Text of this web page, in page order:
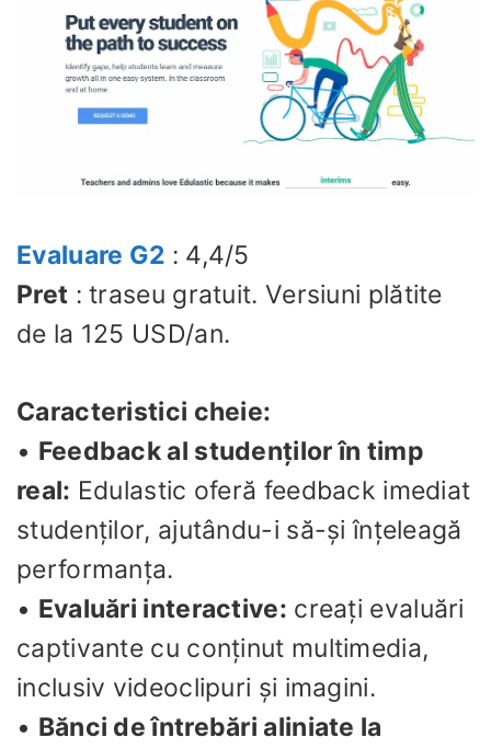
Evaluare G2 : 4,4/5
Pret : traseu gratuit. Versiuni plătite
de la 125 USD/an.
Caracteristici cheie:
• Feedback al studenților în timp
real: Edulastic oferă feedback imediat
studenților, ajutându-i să-și înțeleagă
performanța.
• Evaluări interactive: creați evaluări
captivante cu conținut multimedia,
inclusiv videoclipuri și imagini.
• Bănci de întrebări aliniate la